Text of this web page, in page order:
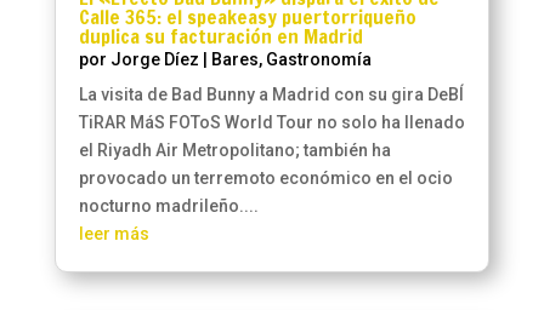
Calle 365: el speakeasy puertorriqueño
duplica su facturación en Madrid
por Jorge Díez Bares, Gastronomía
La visita de Bad Bunny a Madrid con su gira DeBÍ
TiRAR MáS FOToS World Tour no solo ha llenado
el Riyadh Air Metropolitano; también ha
provocado un terremoto económico en el ocio
nocturno madrileño....
leer más